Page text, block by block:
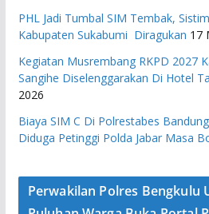
PHL Jadi Tumbal SIM Tembak,
Kabupaten Sukabumi Diragukan 17
Kegiatan Musrembang RKPD 2027
Sangihe Diselenggarakan Di Hotel
2026
Biaya SIM C Di Polrestabes
Diduga Petinggi Polda Jabar Masa
Perwakilan Polres Bengkulu